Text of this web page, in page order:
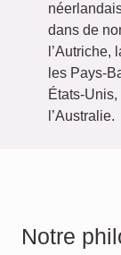
dans de
l’Autriche,
les Pays-
États-
l’Australie.
Notre